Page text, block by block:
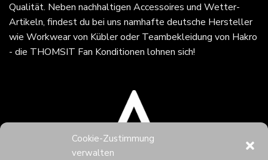
Cookie-Zustimmung
verwalten
Qualität. Neben nachhaltigen Accessoires und Wetter-
Artikeln, findest du bei uns namhafte deutsche Hersteller
wie Workwear von Kübler oder Teambekleidung von Hakro
- die THOMSIT Fan Konditionen lohnen sich!